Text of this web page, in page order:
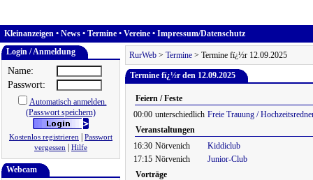
Kleinanzeigen • News • Termine • Vereine • Impressum/Datenschutz
Login / Anmeldung
Name:
Passwort:
Automatisch anmelden.
(Passwort speichern)
Kostenlos registrieren
Passwort
vergessen
Hilfe
Webcam
RurWeb > Termine > Termine fï¿½r 12.09.2025
Termine fï¿½r den 12.09.2025
Feiern / Feste
00:00 unterschiedlich Freie Trauung /
Veranstaltungen
16:30 Nörvenich
Kiddiclub
17:15 Nörvenich
Junior-Club
Vorträge